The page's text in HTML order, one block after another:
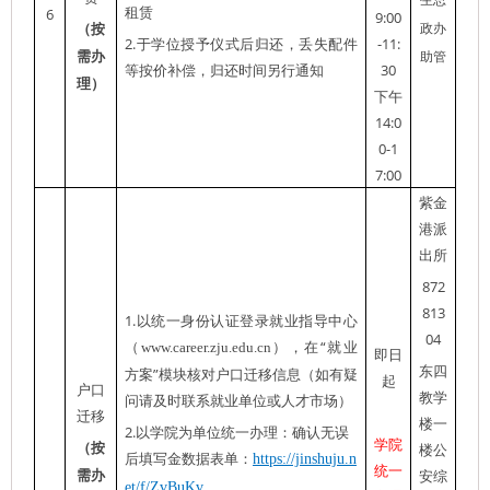
6
（按
需办
理）
租赁
2.于学位授予仪式后归还，丢失配件
等按价补偿，归还时间另行通知
9:00
-11:
30
下午
14:0
0-1
7:00
政办
助管
户口
迁移
（按
需办
1. 以统一身份认证登录就业指导中心
（ www.career.zju.edu.cn ），在“就业
方案”模块核对户口迁移信息 （如有疑
问请及时联系就业单位或人才市场）
2.以学院为单位统一办理：确认无误
后填写金数据表单： https://jinshuju.n
即日
起
学院
统一
紫金
港派
出所
872
813
04
东四
教学
楼一
楼公
安综